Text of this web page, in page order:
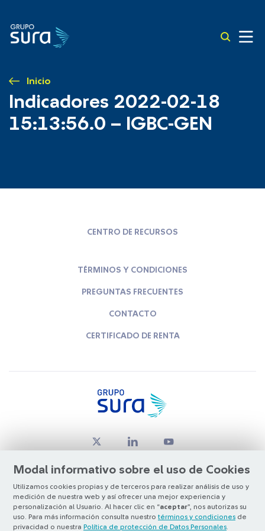
Inicio
Indicadores 2022-02-18
15:13:56.0 – IGBC-GEN
Modal informativo sobre el uso de Cookies
Utilizamos cookies propias y de terceros para realizar análisis de uso y
medición de nuestra web y así ofrecer una mejor experiencia y
personalización al Usuario. Al hacer clic en “aceptar”, nos autorizas su
uso. Para más información consulta nuestro términos y condiciones de
privacidad o nuestra Política de protección de Datos Personales
CENTRO DE RECURSOS
TÉRMINOS Y CONDICIONES
PREGUNTAS FRECUENTES
CONTACTO
CERTIFICADO DE RENTA
© Copyright Grupo SURA 2026